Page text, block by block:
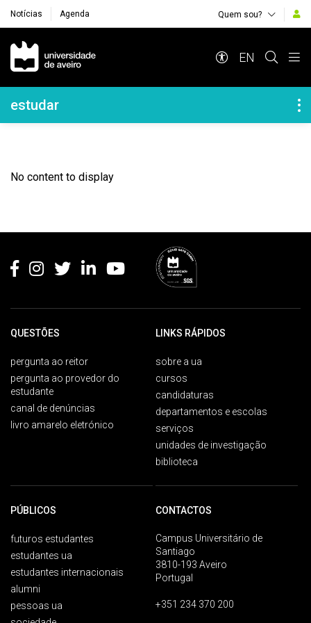
Notícias Agenda Quem sou?
Navegação Principal
EN
Navegação Lateral
estudar
No content to display
QUESTÕES
pergunta ao reitor
pergunta ao provedor do
estudante
canal de denúncias
livro amarelo eletrónico
LINKS RÁPIDOS
sobre a ua
cursos
candidaturas
departamentos e escolas
serviços
unidades de investigação
biblioteca
PÚBLICOS
futuros estudantes
estudantes ua
estudantes internacionais
alumni
pessoas ua
CONTACTOS
Campus Universitário de
Santiago
3810-193 Aveiro
Portugal
+351 234 370 200